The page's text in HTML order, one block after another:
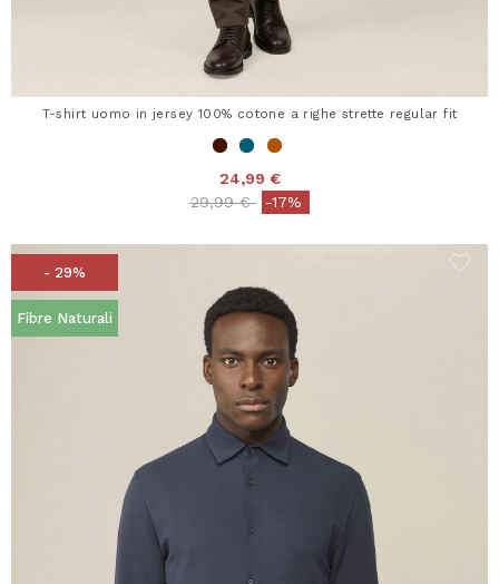
T-shirt uomo in jersey 100% cotone a righe strette regular fit
24,99 €
Price reduced from
29,99 €to-17%
- 29%
Fibre Naturali